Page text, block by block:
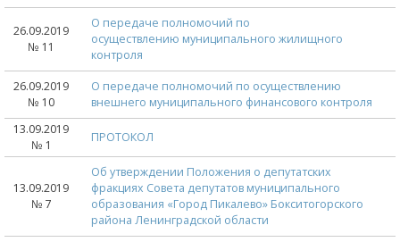
26.09.2019
№ 11
О передаче полномочий по
осуществлению муниципального жилищного
контроля
26.09.2019
№ 10
О передаче полномочий по осуществлению
внешнего муниципального финансового контроля
13.09.2019
№ 1
ПРОТОКОЛ
13.09.2019
№ 7
Об утверждении Положения о депутатских
фракциях Совета депутатов муниципального
образования «Город Пикалево» Бокситогорского
района Ленинградской области